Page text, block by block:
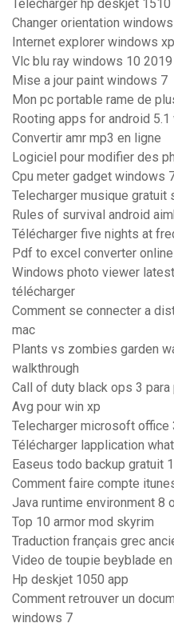
Telecharger hp deskjet
Changer orientation
Internet explorer windows
Vlc blu ray windows 10 2019
Mise a jour paint windows 7
Mon pc portable rame de
Rooting apps for android
Convertir amr mp3 en ligne
Logiciel pour modifier des
Cpu meter gadget windows
Telecharger musique gratuit
Rules of survival android
Télécharger five nights at
Pdf to excel converter
Windows photo viewer
télécharger
Comment se connecter a
mac
Plants vs zombies garden
walkthrough
Call of duty black ops 3 para
Avg pour win xp
Telecharger microsoft office
Télécharger lapplication
Easeus todo backup gratuit
Comment faire compte
Java runtime environment 8
Top 10 armor mod skyrim
Traduction français grec
Video de toupie beyblade
Hp deskjet 1050 app
Comment retrouver un
windows 7